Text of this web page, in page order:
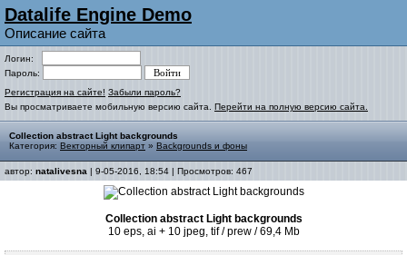
Datalife Engine Demo
Описание сайта
Логин:
Пароль:
Регистрация на сайте! Забыли пароль?
Вы просматриваете мобильную версию сайта. Перейти на полную версию сайта.
Collection abstract Light backgrounds
Категория: Векторный клипарт » Backgrounds и фоны
автор: natalivesna | 9-05-2016, 18:54 | Просмотров: 467
Collection abstract Light backgrounds
10 eps, ai + 10 jpeg, tif / prew / 69,4 Mb